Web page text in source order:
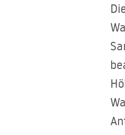
Badewannenaufsätze
Badezimmerzubehör